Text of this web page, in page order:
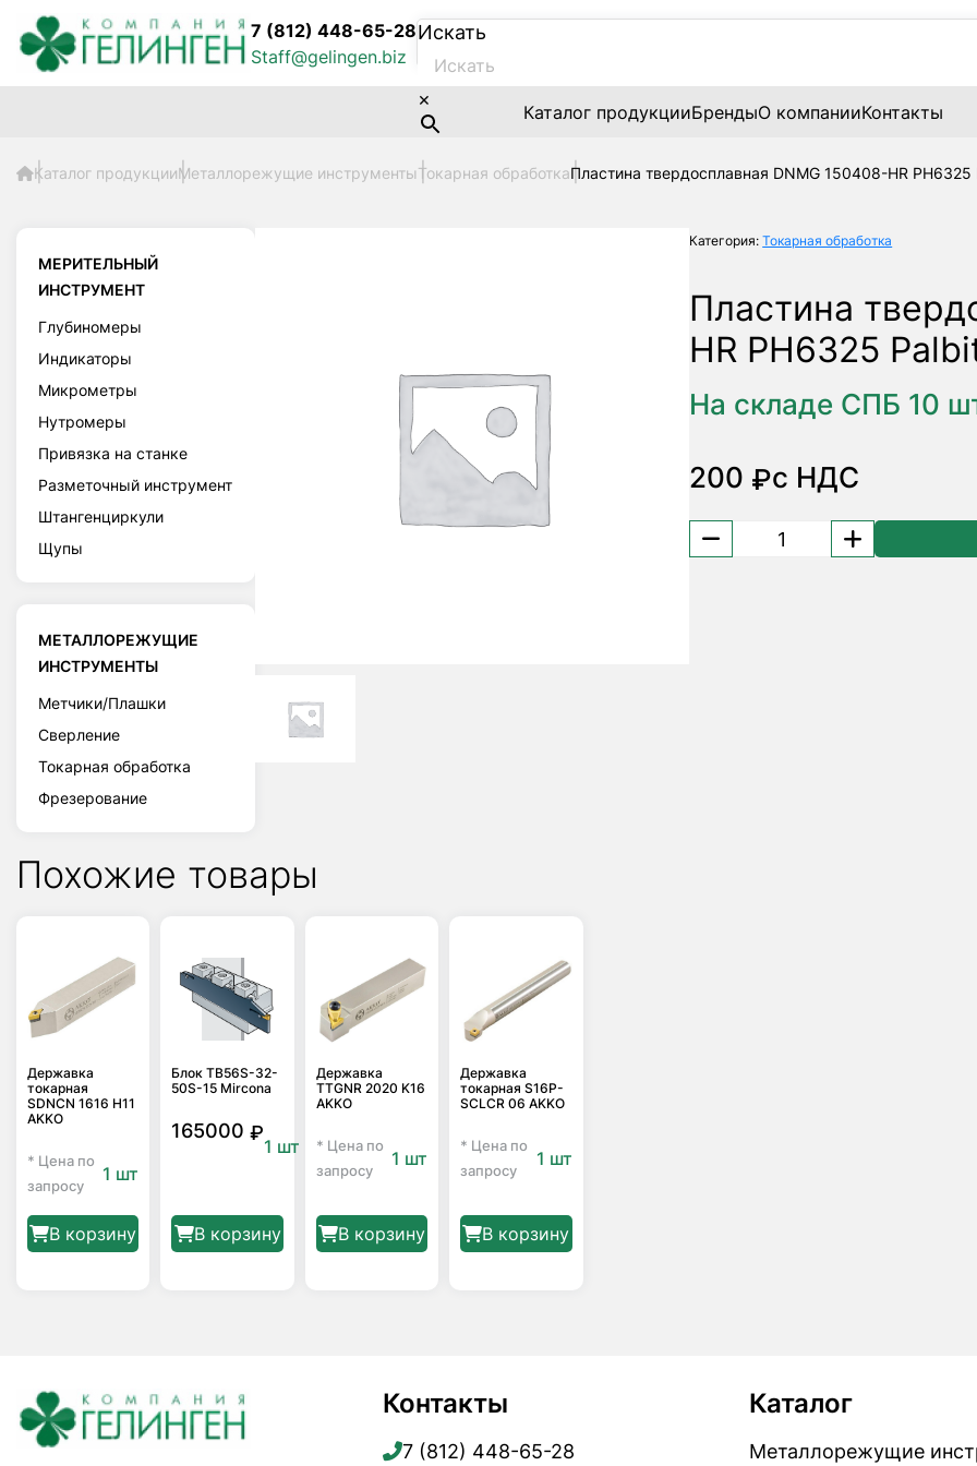
7 (812) 448-65-28
Staff@gelingen.biz
Искать
×
Каталог продукцииБрендыО компанииКонтакты
Каталог продукцииМеталлорежущие инструментыТокарная обработкаПластина твердосплавная DNMG 150408-HR PH6325
МЕРИТЕЛЬНЫЙ
ИНСТРУМЕНТ
Глубиномеры
Индикаторы
Микрометры
Нутромеры
Привязка на станке
Разметочный инструмент
Штангенциркули
Щупы
МЕТАЛЛОРЕЖУЩИЕ
ИНСТРУМЕНТЫ
Метчики/Плашки
Сверление
Токарная обработка
Фрезерование
Категория:Токарная обработка
Пластина
HR PH6325
На складе СПБ 10
200 ₽с НДС
Количество
товара
Похожие товары
Державка
токарная
SDNCN 1616 H11
AKKO
* Цена по
запросу
1 шт
В корзину
Блок TB56S-32-
50S-15 Mircona
165000₽
1 шт
В корзину
Державка
TTGNR 2020 K16
AKKO
* Цена по
запросу
1 шт
В корзину
Державка
токарная S16P-
SCLCR 06 AKKO
* Цена по
запросу
1 шт
В корзину
Контакты
7 (812) 448-65-28
Каталог
Металлорежущие